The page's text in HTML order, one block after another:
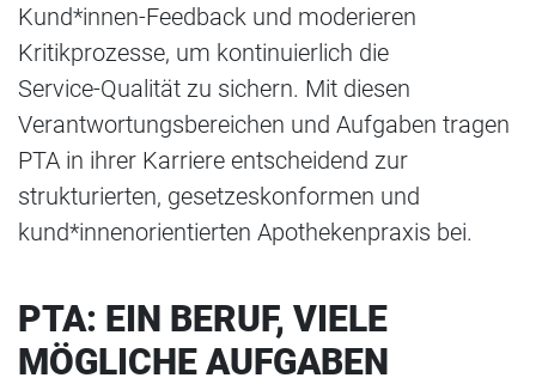
Kund*innen‑Feedback und moderieren
Kritikprozesse, um kontinuierlich die
Service‑Qualität zu sichern. Mit diesen
Verantwortungsbereichen und Aufgaben tragen
PTA in ihrer Karriere entscheidend zur
strukturierten, gesetzeskonformen und
kund*innenorientierten Apothekenpraxis bei.
PTA: EIN BERUF, VIELE
MÖGLICHE AUFGABEN